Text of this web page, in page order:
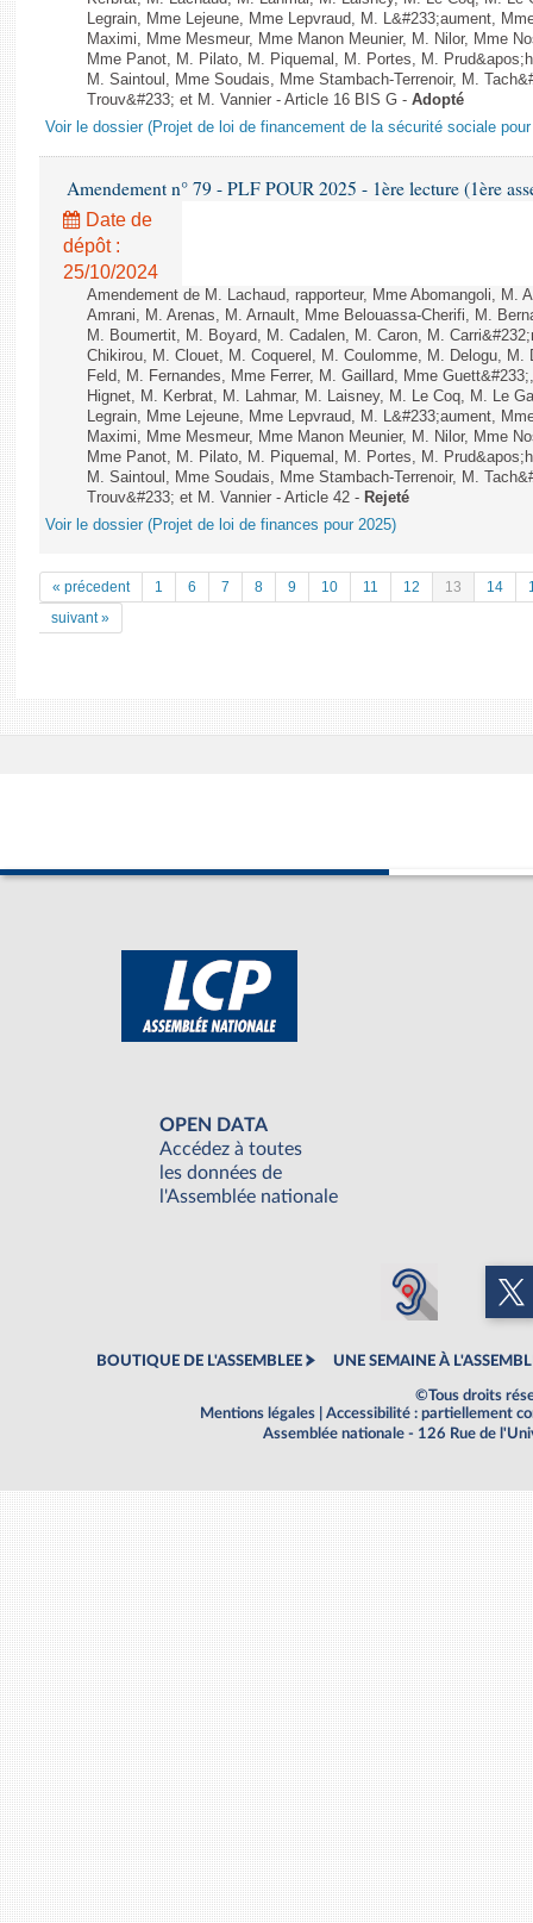
Legrain, Mme Lejeune, Mme Lepvraud, M. L&#233;aument,
Maximi, Mme Mesmeur, Mme Manon Meunier, M. Nilor, Mme
Mme Panot, M. Pilato, M. Piquemal, M. Portes, M.
M. Saintoul, Mme Soudais, Mme Stambach-Terrenoir, M.
Trouv&#233; et M. Vannier - Article 16 BIS G - Adopté
Voir le dossier (Projet de loi de financement de la sécurité sociale pour
Amendement n° 79 - PLF POUR 2025 - 1ère lecture (1ère
Date de
dépôt :
25/10/2024
Amendement de M. Lachaud, rapporteur, Mme Abomangoli, M.
Amrani, M. Arenas, M. Arnault, Mme Belouassa-Cherifi, M.
M. Boumertit, M. Boyard, M. Cadalen, M. Caron, M.
Chikirou, M. Clouet, M. Coquerel, M. Coulomme, M. Delogu, M.
Feld, M. Fernandes, Mme Ferrer, M. Gaillard, Mme
Hignet, M. Kerbrat, M. Lahmar, M. Laisney, M. Le Coq, M. Le
Legrain, Mme Lejeune, Mme Lepvraud, M. L&#233;aument,
Maximi, Mme Mesmeur, Mme Manon Meunier, M. Nilor, Mme
Mme Panot, M. Pilato, M. Piquemal, M. Portes, M.
M. Saintoul, Mme Soudais, Mme Stambach-Terrenoir, M.
Trouv&#233; et M. Vannier - Article 42 - Rejeté
Voir le dossier (Projet de loi de finances pour 2025)
« précedent 1 6 7 8 9 10 11 12 13 14
suivant »
OPEN DATA
Accédez à toutes
les données de
l'Assemblée nationale
BOUTIQUE DE L'ASSEMBLEE UNE SEMAINE À
©Tous droits
Mentions légales
Accessibilité : partiellement
Assemblée nationale - 126 Rue de